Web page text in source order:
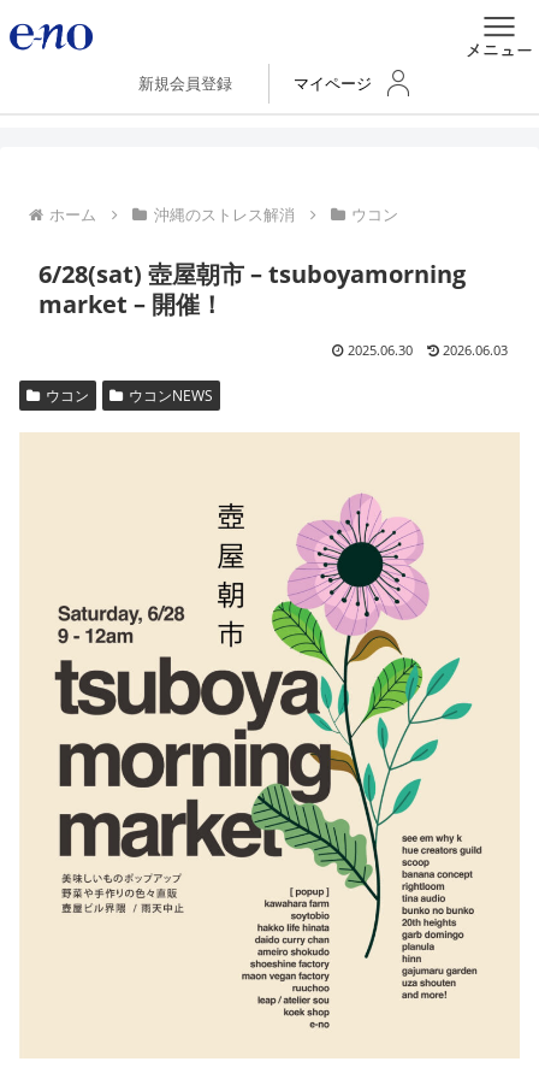
新規会員登録 マイページ
ホーム 沖縄のストレス解消 ウコン
6/28(sat) 壺屋朝市 – tsuboyamorning
market – 開催！
2025.06.30 2026.06.03
ウコン ウコンNEWS